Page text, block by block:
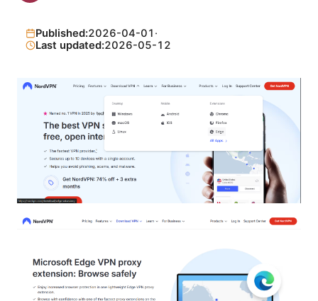
Published:2026-04-01 ·
Last updated:2026-05-12